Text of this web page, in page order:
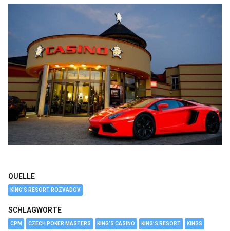
QUELLE
KING'S RESORT ROZVADOV
SCHLAGWORTE
CPM CZECH POKER MASTERS KING’S CASINO KING’S RESORT KINGS